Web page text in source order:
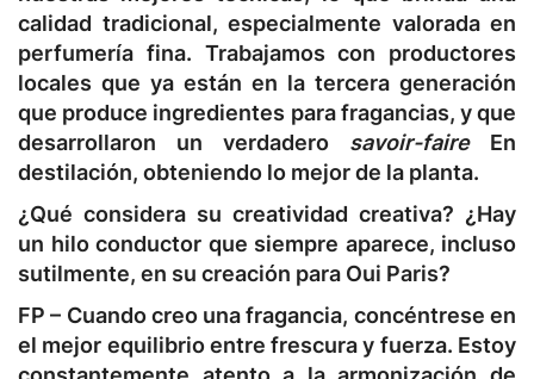
calidad tradicional, especialmente valorada en
perfumería fina. Trabajamos con productores
locales que ya están en la tercera generación
que produce ingredientes para fragancias, y que
desarrollaron un verdadero savoir-faireEn
destilación, obteniendo lo mejor de la planta.
¿Qué considera su creatividad creativa? ¿Hay
un hilo conductor que siempre aparece, incluso
sutilmente, en su creación para Oui Paris?
FP – Cuando creo una fragancia, concéntrese en
el mejor equilibrio entre frescura y fuerza. Estoy